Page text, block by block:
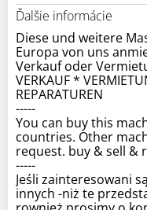
Ďalšie informácie
Diese und weitere
Europa von uns
Verkauf oder
VERKAUF *
REPARATUREN
-----
You can buy this
countries. Other
request. buy & sell &
-----
Jeśli zainteresowani
innych -niż te